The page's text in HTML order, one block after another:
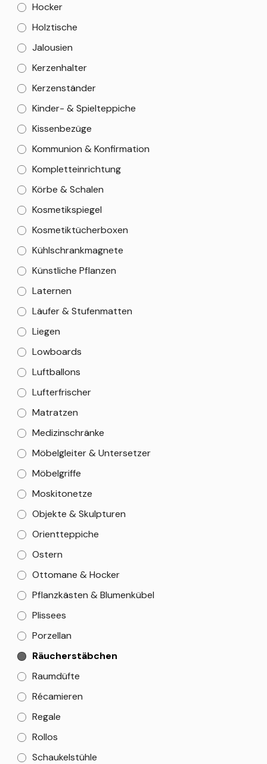
Hocker
Holztische
Jalousien
Kerzenhalter
Kerzenständer
Kinder- & Spielteppiche
Kissenbezüge
Kommunion & Konfirmation
Kompletteinrichtung
Körbe & Schalen
Kosmetikspiegel
Kosmetiktücherboxen
Kühlschrankmagnete
Künstliche Pflanzen
Laternen
Läufer & Stufenmatten
Liegen
Lowboards
Luftballons
Lufterfrischer
Matratzen
Medizinschränke
Möbelgleiter & Untersetzer
Möbelgriffe
Moskitonetze
Objekte & Skulpturen
Orientteppiche
Ostern
Ottomane & Hocker
Pflanzkästen & Blumenkübel
Plissees
Porzellan
Räucherstäbchen
Raumdüfte
Récamieren
Regale
Rollos
Schaukelstühle